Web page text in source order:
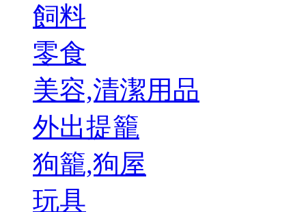
飼料
零食
美容,清潔用品
外出提籠
狗籠,狗屋
玩具